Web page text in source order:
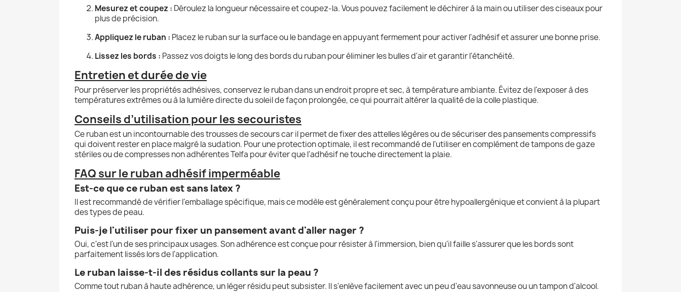
Mesurez et coupez : Déroulez la longueur nécessaire et coupez-la. Vous pouvez facilement le déchirer à la main ou utiliser des ciseaux pour
plus de précision.
Appliquez le ruban : Placez le ruban sur la surface ou le bandage en appuyant fermement pour activer l'adhésif et assurer une bonne prise.
Lissez les bords : Passez vos doigts le long des bords du ruban pour éliminer les bulles d'air et garantir l'étanchéité.
Entretien et durée de vie
Pour préserver les propriétés adhésives, conservez le ruban dans un endroit propre et sec, à température ambiante. Évitez de l'exposer à des
températures extrêmes ou à la lumière directe du soleil de façon prolongée, ce qui pourrait altérer la qualité de la colle plastique.
Conseils d’utilisation pour les secouristes
Ce ruban est un incontournable des trousses de secours car il permet de fixer des attelles légères ou de sécuriser des pansements compressifs
qui doivent rester en place malgré la sudation. Pour une protection optimale, il est recommandé de l'utiliser en complément de tampons de gaze
stériles ou de compresses non adhérentes Telfa pour éviter que l'adhésif ne touche directement la plaie.
FAQ sur le ruban adhésif imperméable
Est-ce que ce ruban est sans latex ?
Il est recommandé de vérifier l'emballage spécifique, mais ce modèle est généralement conçu pour être hypoallergénique et convient à la plupart
des types de peau.
Puis-je l'utiliser pour fixer un pansement avant d'aller nager ?
Oui, c'est l'un de ses principaux usages. Son adhérence est conçue pour résister à l'immersion, bien qu'il faille s'assurer que les bords sont
parfaitement lissés lors de l'application.
Le ruban laisse-t-il des résidus collants sur la peau ?
Comme tout ruban à haute adhérence, un léger résidu peut subsister. Il s'enlève facilement avec un peu d'eau savonneuse ou un tampon d'alcool.